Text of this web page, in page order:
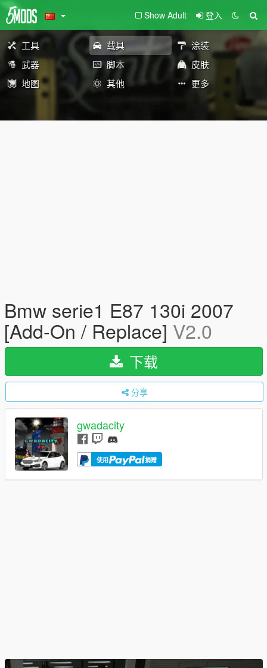
Show Adult 登入
工具 载具
涂装
武器
脚本
皮肤
地图
其他 更多
Bmw serie1 E87 130i 2007
[Add-On / Replace] V2.0
下载
分享
gwadacity
使用 捐赠